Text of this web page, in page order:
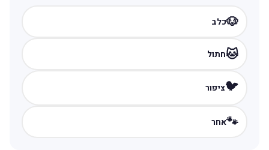
🐶כלב
🐱חתול
🐦ציפור
🐾אחר